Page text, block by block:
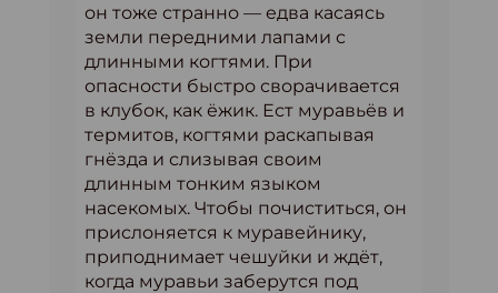
он тоже странно — едва касаясь
земли передними лапами с
длинными когтями. При
опасности быстро сворачивается
в клубок, как ёжик. Ест муравьёв и
термитов, когтями раскапывая
гнёзда и слизывая своим
длинным тонким языком
насекомых. Чтобы почиститься, он
прислоняется к муравейнику,
приподнимает чешуйки и ждёт,
когда муравьи заберутся под